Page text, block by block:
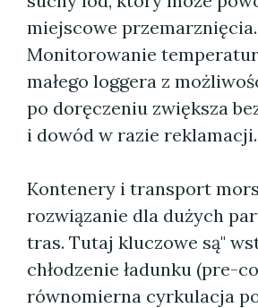
miejscowe przemarznięcia.
Monitorowanie
małego loggera z
po doręczeniu zwiększa
i dowód w razie reklamacji.
Kontenery i transport
rozwiązanie dla dużych
tras. Tutaj kluczowe są"
chłodzenie ładunku (pre-
równomierna cyrkulacja